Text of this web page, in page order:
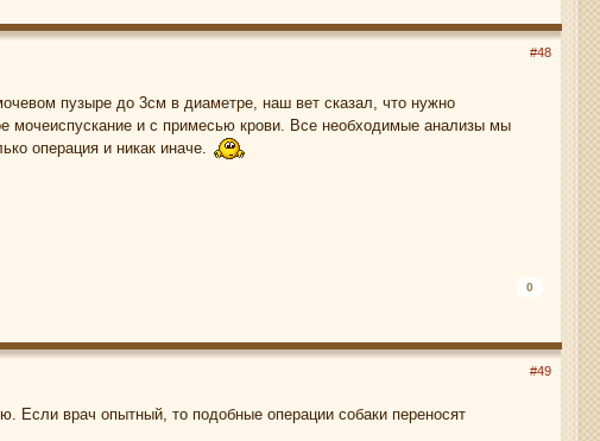
#48
пузыре до 3см в диаметре, наш вет сказал, что нужно
мочеиспускание и с примесью крови. Все необходимые анализы мы
операция и никак иначе.
0
#49
Если врач опытный, то подобные операции собаки переносят